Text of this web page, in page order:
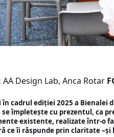
AA Design Lab, Anca Rotar
cadrul ediției 2025 a Bienalei
se împletește cu prezentul,
existente, realizate într-o
ce îi răspunde prin claritate